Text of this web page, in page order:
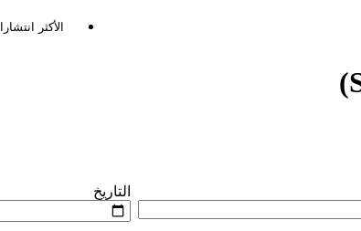
الأكثر انتشارا
التاريخ